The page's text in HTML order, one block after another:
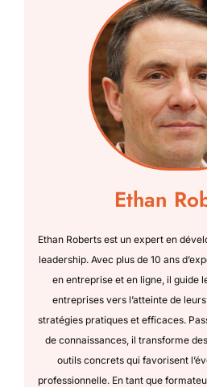
Ethan
Ethan Roberts est un expert en
leadership. Avec plus de 10 ans
en entreprise et en ligne, il guide
entreprises vers l’atteinte de
stratégies pratiques et efficaces.
de connaissances, il transforme
outils concrets qui favorisent
professionnelle. En tant que